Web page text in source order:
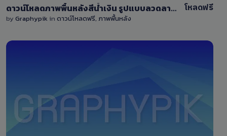
ดาวน์โหลดภาพพื้นหลังสีน้ำเงิน รูปแบบลวดลายคลื่น ขนาดใหญ่ 9000×6000 pixel
by Graphypik in ดาวน์โหลดฟรี, ภาพพื้นหลัง
โหลดฟรี
View Details